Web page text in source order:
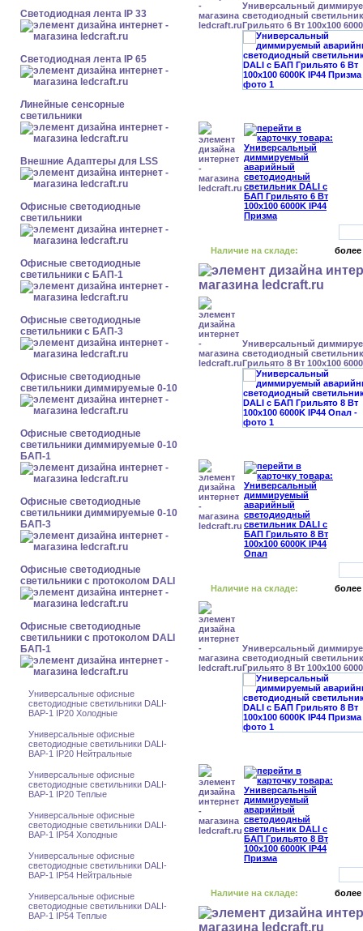
Светодиодная лента IP 33
Светодиодная лента IP 65
Линейные сенсорные
светильники
Внешние Адаптеры для LSS
Офисные светодиодные
светильники
Офисные светодиодные
светильники с БАП-1
Офисные светодиодные
светильники с БАП-3
Офисные светодиодные
светильники диммируемые 0-10
Офисные светодиодные
светильники диммируемые 0-10
БАП-1
Офисные светодиодные
светильники диммируемые 0-10
БАП-3
Офисные светодиодные
светильники с протоколом DALI
Офисные светодиодные
светильники с протоколом DALI
БАП-1
Универсальные офисные
светодиодные светильники DALI-
BAP-1 IP20 Холодные
Универсальные офисные
светодиодные светильники DALI-
BAP-1 IP20 Нейтральные
Универсальные офисные
светодиодные светильники DALI-
BAP-1 IP20 Теплые
Универсальные офисные
светодиодные светильники DALI-
BAP-1 IP54 Холодные
Универсальные офисные
светодиодные светильники DALI-
BAP-1 IP54 Нейтральные
Универсальные офисные
светодиодные светильники DALI-
BAP-1 IP54 Теплые
Универсальный
светодиодный
Грильято 6 Вт 100x100
Наличие на складе: более
Универсальный
светодиодный
Грильято 8 Вт 100x100
Наличие на складе: более
Универсальный
светодиодный
Грильято 8 Вт 100x100
Наличие на складе: более